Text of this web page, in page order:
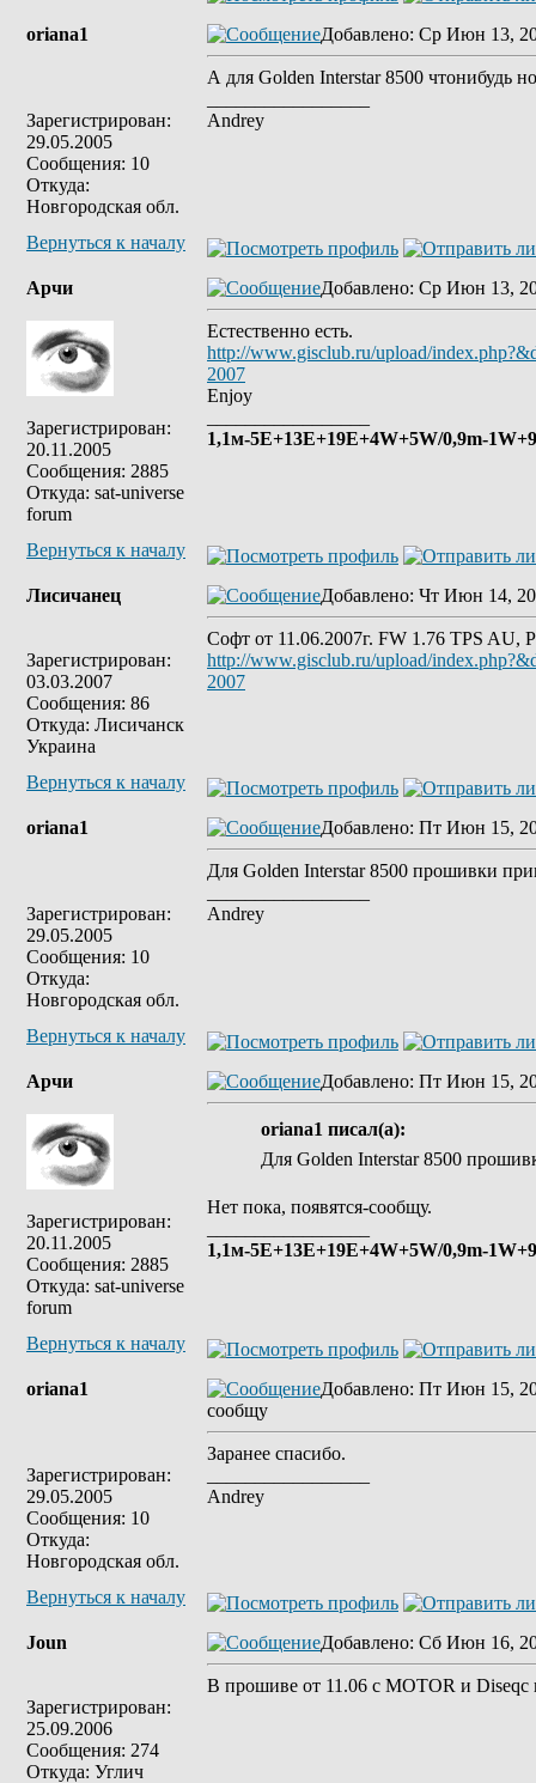
oriana1
Зарегистрирован:
29.05.2005
Сообщения: 10
Откуда:
Новгородская обл.
Добавлено: Ср Июн 13,
А для Golden Interstar 8500 чтонибудь
Andrey
Вернуться к началу
Арчи
Зарегистрирован:
20.11.2005
Сообщения: 2885
Откуда: sat-universe
forum
Добавлено: Ср Июн 13,
Естественно есть.
http://www.gisclub.ru/upload/
2007
Enjoy
1,1м-5E+13E+19Е+4W+5W/0,9m-
Вернуться к началу
Лисичанец
Зарегистрирован:
03.03.2007
Сообщения: 86
Откуда: Лисичанск
Украина
Добавлено: Чт Июн 14,
Софт от 11.06.2007г. FW 1.76 TPS AU,
http://www.gisclub.ru/upload/
2007
Вернуться к началу
oriana1
Зарегистрирован:
29.05.2005
Сообщения: 10
Откуда:
Новгородская обл.
Добавлено: Пт Июн 15,
Для Golden Interstar 8500 прошивки
Andrey
Вернуться к началу
Арчи
Зарегистрирован:
20.11.2005
Сообщения: 2885
Откуда: sat-universe
forum
Добавлено: Пт Июн 15,
oriana1 писал(а):
Для Golden Interstar 8500
Нет пока, появятся-сообщу.
1,1м-5E+13E+19Е+4W+5W/0,9m-
Вернуться к началу
oriana1
Зарегистрирован:
29.05.2005
Сообщения: 10
Откуда:
Новгородская обл.
Добавлено: Пт Июн 15,
сообщу
Заранее спасибо.
Andrey
Вернуться к началу
Joun
Зарегистрирован:
25.09.2006
Сообщения: 274
Откуда: Углич
Добавлено: Сб Июн 16,
В прошиве от 11.06 с MOTOR и Diseqc